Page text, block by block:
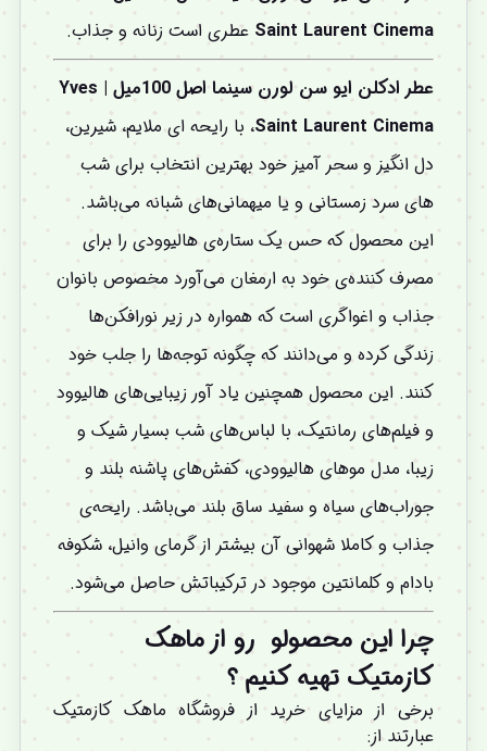
Saint Laurent Cinema عطری است زنانه و جذاب.
عطر ادکلن ایو سن لورن سینما اصل 100میل | Yves
Saint Laurent Cinema، با رایحه ای ملایم، شیرین،
دل انگیز و سحر آمیز خود بهترین انتخاب برای شب
های سرد زمستانی و یا میهمانی‌های شبانه می‌باشد.
این محصول که حس یک ستاره‌ی هالیوودی را برای
مصرف کننده‌ی خود به ارمغان می‌آورد مخصوص بانوان
جذاب و اغواگری است که همواره در زیر نورافکن‌ها
زندگی کرده و می‌دانند که چگونه توجه‌ها را جلب خود
کنند. این محصول همچنین یاد آور زیبایی‌های هالیوود
و فیلم‌های رمانتیک، با لباس‌های شب بسیار شیک و
زیبا، مدل موهای هالیوودی، کفش‌های پاشنه بلند و
جوراب‌های سیاه و سفید ساق بلند می‌باشد. رایحه‌ی
جذاب و کاملا شهوانی آن بیشتر از گرمای وانیل، شکوفه
بادام و کلمانتین موجود در ترکیباتش حاصل می‌شود.
چرا این محصولو رو از ماهک
کازمتیک تهیه کنیم ؟
برخی از مزایای خرید از فروشگاه ماهک کازمتیک
عبارتند از: